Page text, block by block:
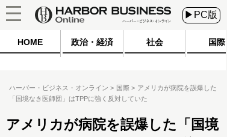
▶PC版
HOME 政治・経済 社会 国際
ハーバー・ビジネス・オンライン 国際
アメリカが病院を誤爆した
「国境なき医師団」はTPPに強く反対していた
アメリカが病院を誤爆した「国境